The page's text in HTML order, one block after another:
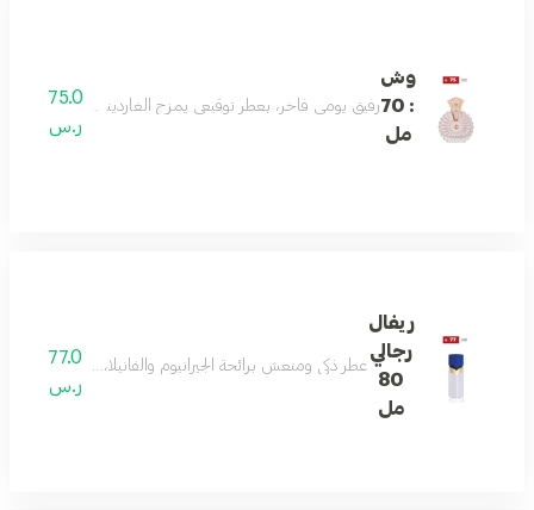
وش
: 70
مل
رفيق يومي فاخر، بعطر توقيعي يمزج الغاردينيا واليوسفي
75.0
ر.س
ريفال
رجالي
80
مل
عطر ذكي ومنعش برائحة الجيرانيوم والفانيلا، مع
77.0
ر.س